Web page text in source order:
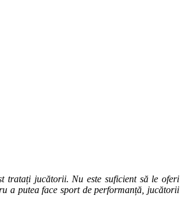
tratați jucătorii. Nu este suficient să le oferi
a putea face sport de performanță, jucătorii